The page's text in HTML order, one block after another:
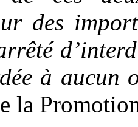
des
à aucun
la